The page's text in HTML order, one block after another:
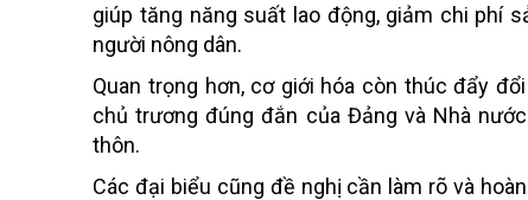
giúp tăng năng suất lao động, giảm chi phí
người nông dân.
Quan trọng hơn, cơ giới hóa còn thúc đẩy
chủ trương đúng đắn của Đảng và Nhà
thôn.
Các đại biểu cũng đề nghị cần làm rõ và